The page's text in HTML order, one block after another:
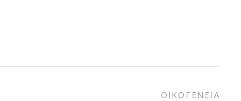
ΟΙΚΟΓΕΝΕΙΑ